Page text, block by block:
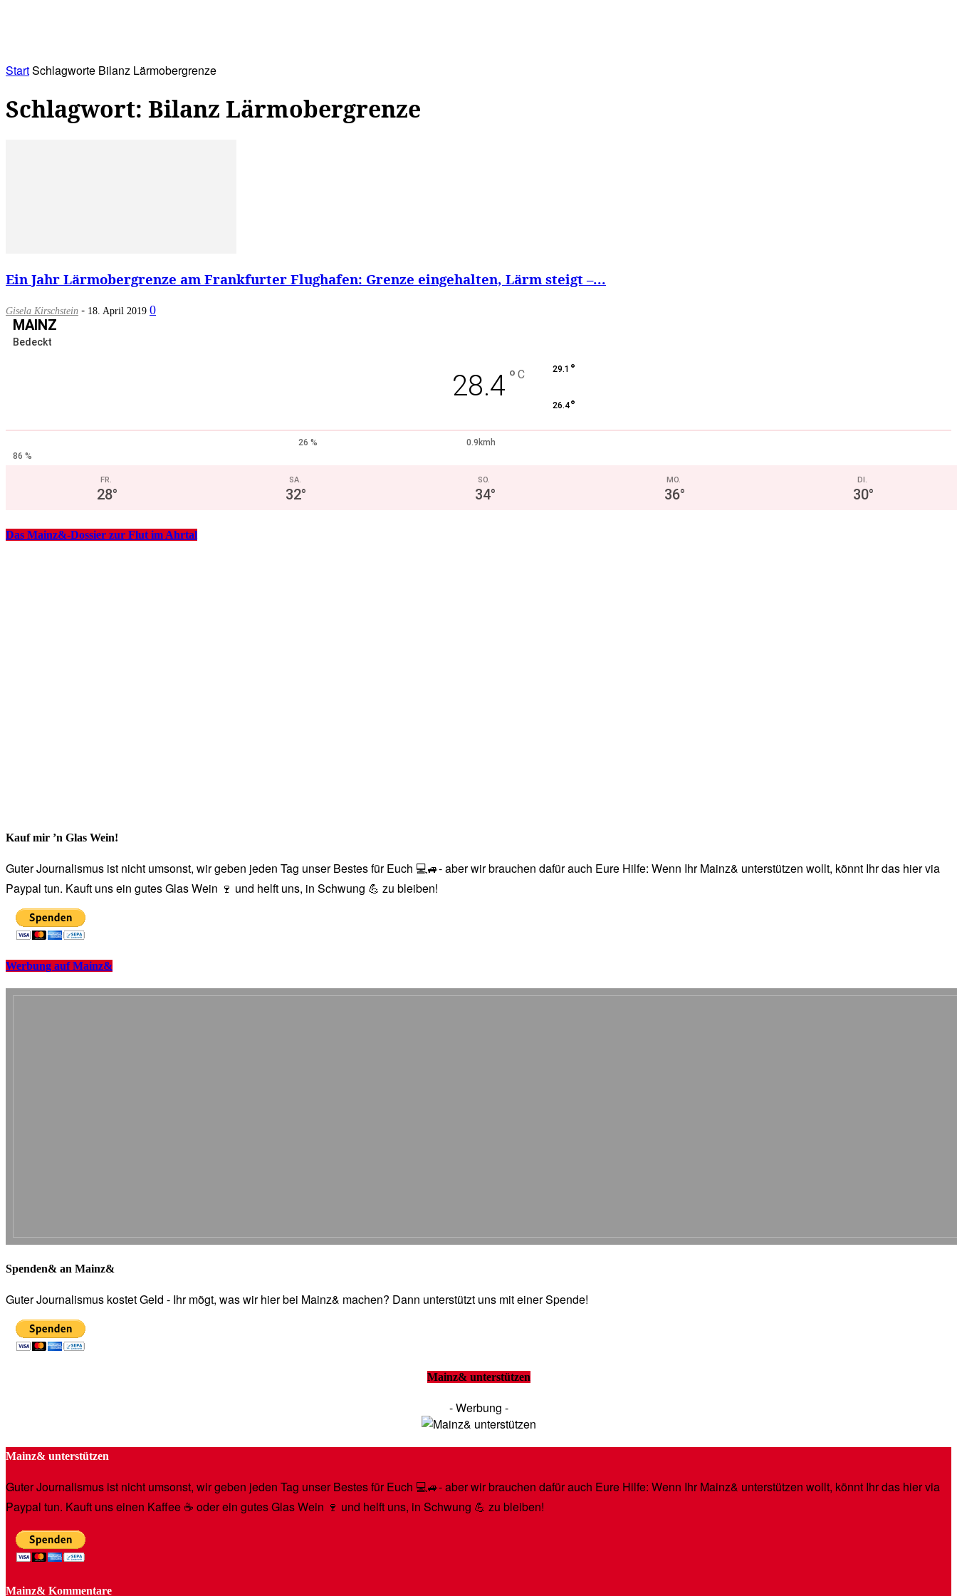
StartSchlagworte Bilanz Lärmobergrenze
Schlagwort: Bilanz Lärmobergrenze
Ein Jahr Lärmobergrenze am Frankfurter Flughafen: Grenze eingehalten, Lärm steigt –...
Gisela Kirschstein - 18. April 2019 0
MAINZ
Bedeckt
28.4 ° C 29.1 °
26.4°
26 %
0.9kmh
86 %
FR.
28°
SA.
32°
SO.
34°
MO.
36°
DI.
30°
Das Mainz&-Dossier zur Flut im Ahrtal
Kauf mir ’n Glas Wein!
Guter Journalismus ist nicht umsonst, wir geben jeden Tag unser Bestes für Euch 💻🚙- aber wir brauchen dafür auch Eure Hilfe: Wenn Ihr Mainz& unterstützen wollt, könnt Ihr das hier via
Paypal tun. Kauft uns ein gutes Glas Wein 🍷 und helft uns, in Schwung 💪 zu bleiben!
Werbung auf Mainz&
Spenden& an Mainz&
Guter Journalismus kostet Geld - Ihr mögt, was wir hier bei Mainz& machen? Dann unterstützt uns mit einer Spende!
Mainz& unterstützen
- Werbung -
Mainz& unterstützen
Guter Journalismus ist nicht umsonst, wir geben jeden Tag unser Bestes für Euch 💻🚙- aber wir brauchen dafür auch Eure Hilfe: Wenn Ihr Mainz& unterstützen wollt, könnt Ihr das hier via
Paypal tun. Kauft uns einen Kaffee ☕️ oder ein gutes Glas Wein 🍷 und helft uns, in Schwung 💪 zu bleiben!
Mainz& Kommentare